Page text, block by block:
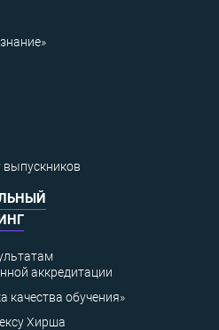
выпускников
аккредитации
качества обучения»
Хирша